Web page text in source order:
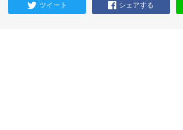
ツイート シェアする